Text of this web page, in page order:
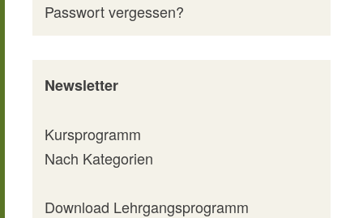
Passwort vergessen?
Newsletter
Kursprogramm
Nach Kategorien
Download Lehrgangsprogramm